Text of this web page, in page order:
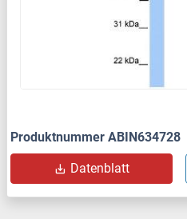
Produktnummer ABIN634728
Datenblatt